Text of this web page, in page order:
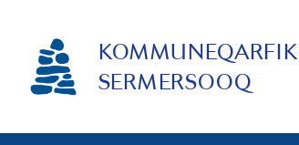
indhold
KOMMUNEQARFIK
SERMERSOOQ